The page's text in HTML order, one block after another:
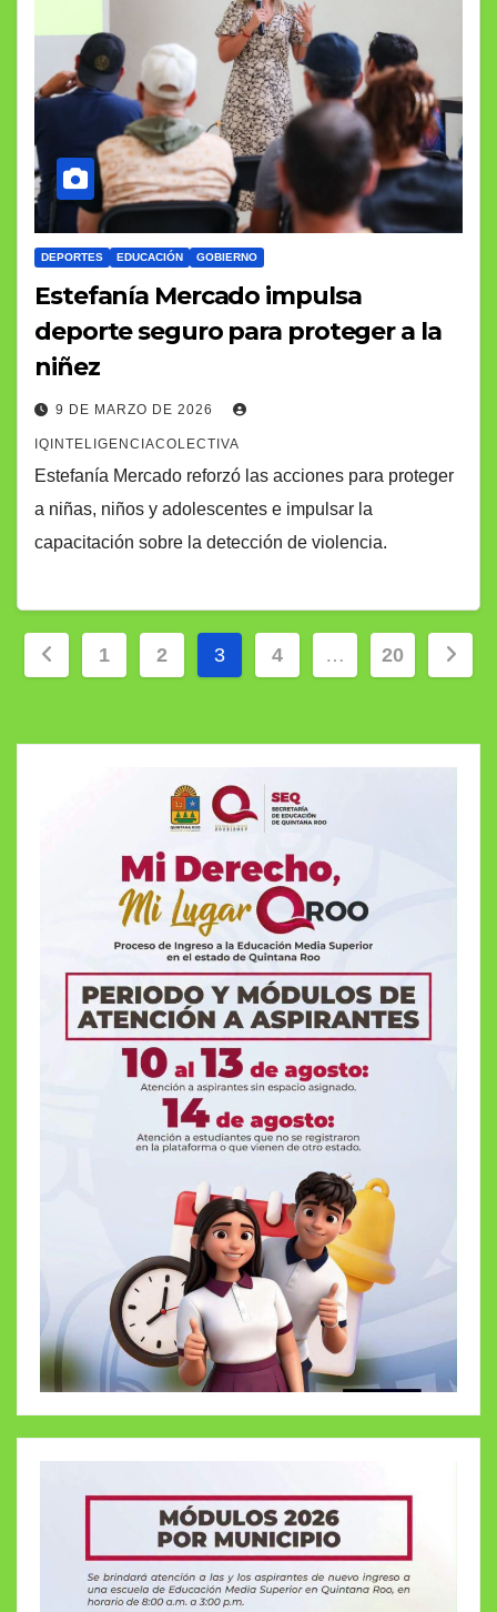
DEPORTES EDUCACIÓN GOBIERNO
Estefanía Mercado impulsa
deporte seguro para proteger a la
niñez
9 DE MARZO DE 2026
IQINTELIGENCIACOLECTIVA
Estefanía Mercado reforzó las acciones para proteger
a niñas, niños y adolescentes e impulsar la
capacitación sobre la detección de violencia.
Paginación
entradas
1 2 3 4 … 20